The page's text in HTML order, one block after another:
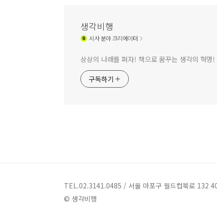
생각비행
시사분야 크리에이터
상상의 나래를 펴자! 책으로 꿈꾸는 생각의 혁명!
구독하기
TEL.02.3141.0485 / 서울 마포구 월드컵북로 132
© 생각비행